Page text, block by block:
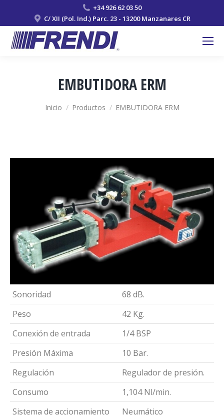
+34 926 62 03 50
C/ XII (Pol. Ind.) Parc. 23 - 13200 Manzanares CR
EMBUTIDORA ERM
Estás aquí:
Inicio Productos EMBUTIDORA ERM
Sonoridad
68 dB.
Peso
42 Kg.
Conexión de entrada
1/4 BSP
Presión Máxima
10 Bar.
Regulación
Regulador de presión.
Consumo
1,104 Nl/min.
Sistema de accionamiento
Neumático